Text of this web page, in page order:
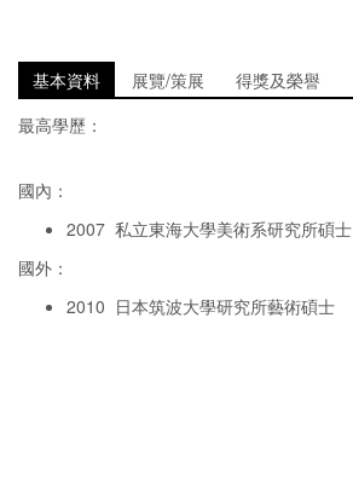
基本資料 展覽/策展
得獎及榮譽
最高學歷：
國內：
2007 私立東海大學美術系研究所碩士
國外：
2010 日本筑波大學研究所藝術碩士